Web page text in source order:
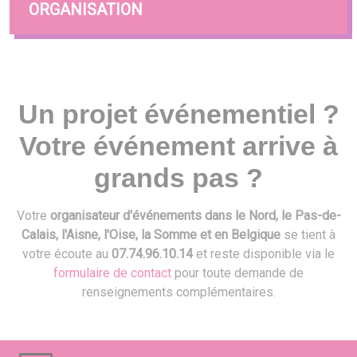
ORGANISATION
Un projet événementiel ?
Votre événement arrive à
grands pas ?
Votre organisateur d'événements dans le Nord, le Pas-de-
Calais, l'Aisne, l'Oise, la Somme et en Belgique se tient à
votre écoute au 07.74.96.10.14et reste disponible via le
formulaire de contact pour toute demande de
renseignements complémentaires.